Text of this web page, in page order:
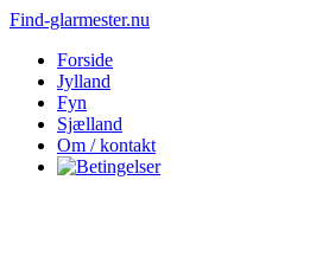
Find-glarmester.nu
Forside
Jylland
Fyn
Sjælland
Om / kontakt